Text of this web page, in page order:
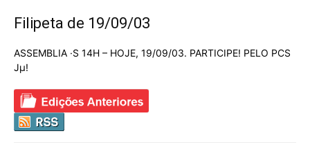
Filipeta de 19/09/03
ASSEMBLIA ·S 14H – HOJE, 19/09/03. PARTICIPE! PELO PCS
Jµ!